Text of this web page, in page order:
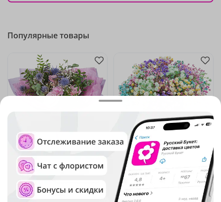
Популярные товары
5(76)
Букет "Сказочная фантазия"
В наличии
Композиция "Звездочка"
В наличии